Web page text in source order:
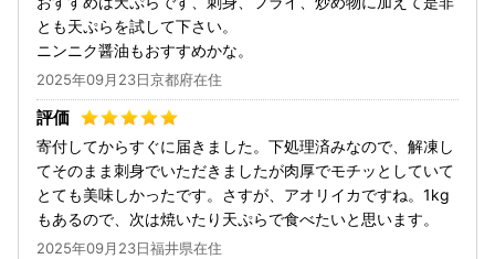
とも天ぷらを試して下さい。
ニンニク醤油もおすすめかな。
2025年09月23日京都府在住
寄付してからすぐに届きました。下処理済みなので、解凍し
てそのまま刺身でいただきましたが肉厚でモチッとしていて
とても美味しかったです。さすが、アオリイカですね。1kg
もあるので、次は焼いたり天ぷらで食べたいと思います。
2025年09月23日福井県在住